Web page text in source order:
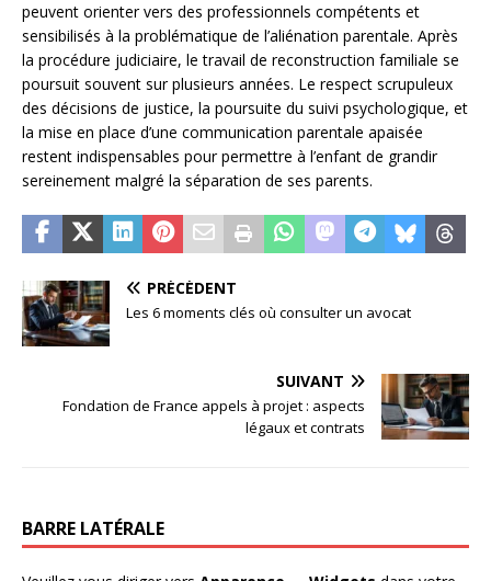
peuvent orienter vers des professionnels compétents et
sensibilisés à la problématique de l’aliénation parentale. Après
la procédure judiciaire, le travail de reconstruction familiale se
poursuit souvent sur plusieurs années. Le respect scrupuleux
des décisions de justice, la poursuite du suivi psychologique, et
la mise en place d’une communication parentale apaisée
restent indispensables pour permettre à l’enfant de grandir
sereinement malgré la séparation de ses parents.
PRÉCÉDENT
Les 6 moments clés où consulter un avocat
SUIVANT
Fondation de France appels à projet : aspects
légaux et contrats
BARRE LATÉRALE